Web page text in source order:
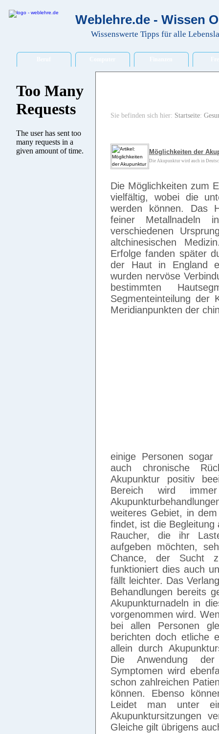
Weblehre.de - Wissen
Wissenswerte Tipps für alle
Sie befinden sich hier: Startseite:
Möglichkeiten der
Die Akupunktur wird auch in
Die Möglichkeiten zum
vielfältig, wobei die
werden können. Das
feiner Metallnadeln
verschiedenen
altchinesischen
Erfolge fanden später
der Haut in England
wurden nervöse
bestimmten
Segmenteinteilung der
Meridianpunkten der
einige Personen sogar
auch chronische
Akupunktur positiv
Bereich wird
weiteres Gebiet, in
findet, ist die
Raucher, die ihr
aufgeben möchten,
Chance, der Sucht
funktioniert dies auch
fällt leichter. Das
Behandlungen bereits
Akupunkturnadeln in
vorgenommen wird.
bei allen Personen
berichten doch etliche
allein durch
Die Anwendung der
Symptomen wird
schon zahlreichen
können. Ebenso
Leidet man unter
Akupunktursitzungen
Gleiche gilt übrigens